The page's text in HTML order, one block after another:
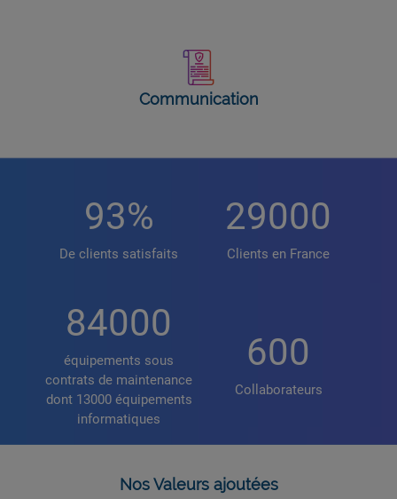
Communication
93%
De clients satisfaits
29000
Clients en France
84000
équipements sous
contrats de maintenance
dont 13000 équipements
informatiques
600
Collaborateurs
Nos Valeurs ajoutées